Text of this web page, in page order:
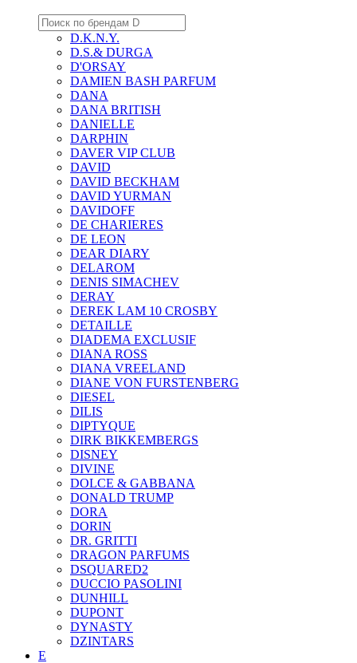
D.K.N.Y.
D.S.& DURGA
D'ORSAY
DAMIEN BASH PARFUM
DANA
DANA BRITISH
DANIELLE
DARPHIN
DAVER VIP CLUB
DAVID
DAVID BECKHAM
DAVID YURMAN
DAVIDOFF
DE CHARIERES
DE LEON
DEAR DIARY
DELAROM
DENIS SIMACHEV
DERAY
DEREK LAM 10 CROSBY
DETAILLE
DIADEMA EXCLUSIF
DIANA ROSS
DIANA VREELAND
DIANE VON FURSTENBERG
DIESEL
DILIS
DIPTYQUE
DIRK BIKKEMBERGS
DISNEY
DIVINE
DOLCE & GABBANA
DONALD TRUMP
DORA
DORIN
DR. GRITTI
DRAGON PARFUMS
DSQUARED2
DUCCIO PASOLINI
DUNHILL
DUPONT
DYNASTY
DZINTARS
E